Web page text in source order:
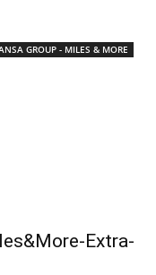
GROUP - MILES & MORE
Extra-